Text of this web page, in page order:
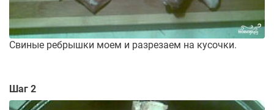
Свиные ребрышки моем и разрезаем на кусочки.
Шаг 2